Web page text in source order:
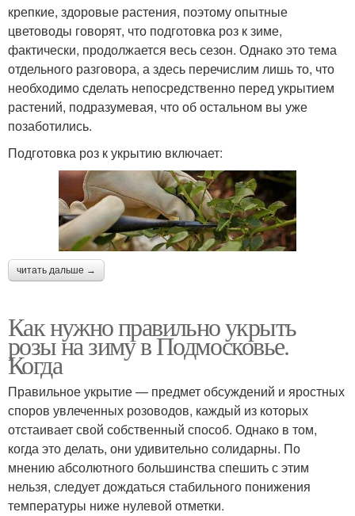
крепкие, здоровые растения, поэтому опытные
цветоводы говорят, что подготовка роз к зиме,
фактически, продолжается весь сезон. Однако это тема
отдельного разговора, а здесь перечислим лишь то, что
необходимо сделать непосредственно перед укрытием
растений, подразумевая, что об остальном вы уже
позаботились.
Подготовка роз к укрытию включает:
читать дальше →
Как нужно правильно укрыть
розы на зиму в Подмосковье.
Когда
Правильное укрытие — предмет обсуждений и яростных
споров увлеченных розоводов, каждый из которых
отстаивает свой собственный способ. Однако в том,
когда это делать, они удивительно солидарны. По
мнению абсолютного большинства спешить с этим
нельзя, следует дождаться стабильного понижения
температуры ниже нулевой отметки.